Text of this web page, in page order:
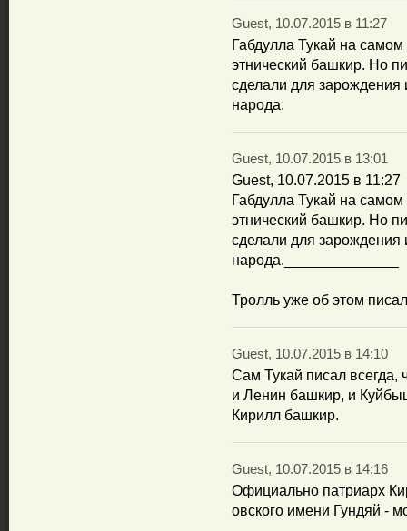
Guest, 10.07.2015 в 11:27
Габдулла Тукай на
этнический башкир. Но
сделали для зарождения
народа.
Guest, 10.07.2015 в 13:01
Guest, 10.07.2015 в 11:27
Габдулла Тукай на
этнический башкир. Но
сделали для зарождения
народа.______________
Тролль уже об этом
Guest, 10.07.2015 в 14:10
Сам Тукай писал всегда,
и Ленин башкир, и
Кирилл башкир.
Guest, 10.07.2015 в 14:16
Официально патриарх
овского имени Гундяй -